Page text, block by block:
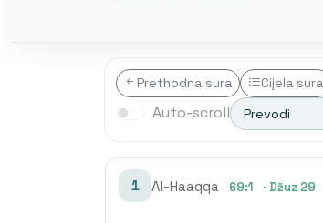
Prethodna sura Cijela sura
Auto-scroll Prevodi
1 Al-Haaqqa 69:1 · Džuz 29